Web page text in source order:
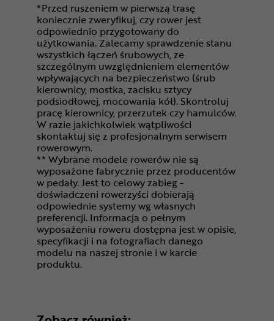
*Przed ruszeniem w pierwszą trasę
koniecznie zweryfikuj, czy rower jest
odpowiednio przygotowany do
użytkowania. Zalecamy sprawdzenie stanu
wszystkich łączeń śrubowych, ze
szczególnym uwzględnieniem elementów
wpływających na bezpieczeństwo (śrub
kierownicy, mostka, zacisku sztycy
podsiodłowej, mocowania kół). Skontroluj
pracę kierownicy, przerzutek czy hamulców.
W razie jakichkolwiek wątpliwości
skontaktuj się z profesjonalnym serwisem
rowerowym.
** Wybrane modele rowerów nie są
wyposażone fabrycznie przez producentów
w pedały. Jest to celowy zabieg -
doświadczeni rowerzyści dobierają
odpowiednie systemy wg własnych
preferencji. Informacja o pełnym
wyposażeniu roweru dostępna jest w opisie,
specyfikacji i na fotografiach danego
modelu na naszej stronie i w karcie
produktu.